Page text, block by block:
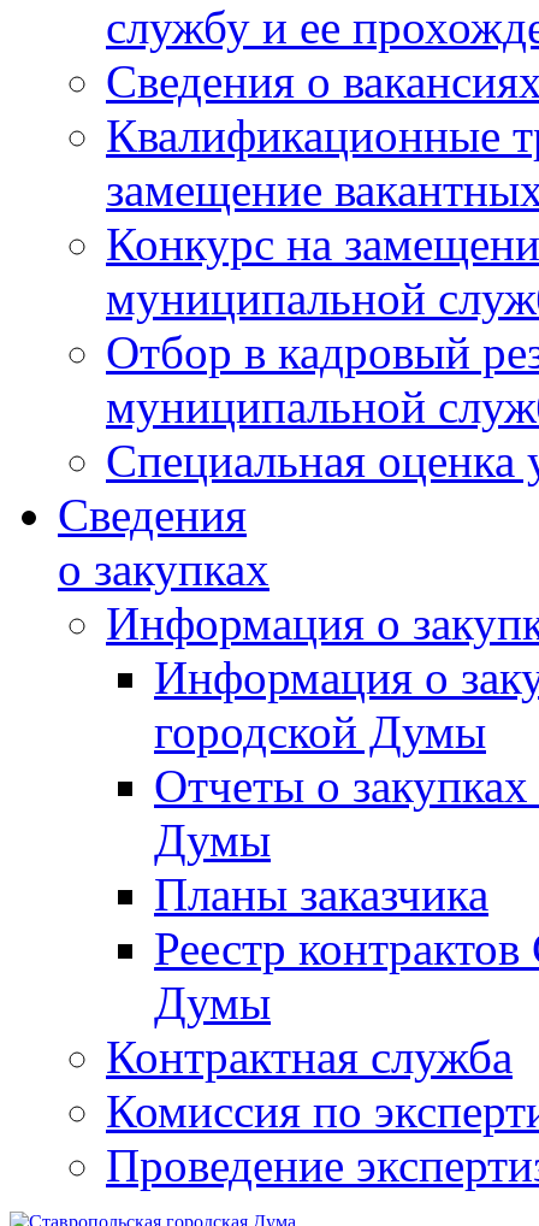
службу и ее
Сведения о
Квалификационные
замещение
Конкурс на
муниципальной
Отбор в кадровый
муниципальной
Специальная оценка
Сведения
о закупках
Информация о
Информация о
городской Думы
Отчеты о
Думы
Планы заказчика
Реестр
Думы
Контрактная служба
Комиссия по
Проведение